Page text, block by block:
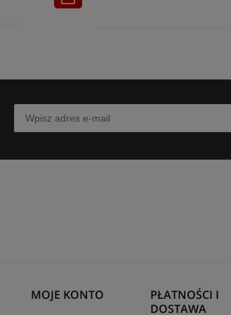
MOJE KONTO
PŁATNOŚCI I
DOSTAWA